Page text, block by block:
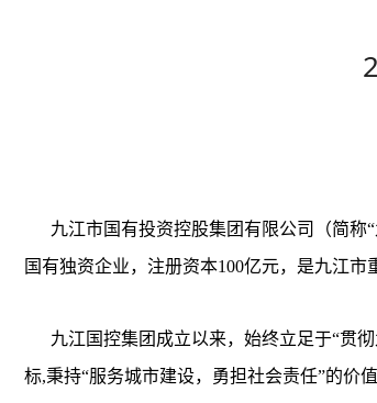
九江市国有投资控股集团有限公司（简称
国有独资企业，注册资本100亿元，是九江
九江国控集团成立以来，始终立足于“贯
标,秉持“服务城市建设，勇担社会责任”的价